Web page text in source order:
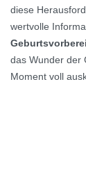
diese
wertvolle
das Wunder der
Moment voll